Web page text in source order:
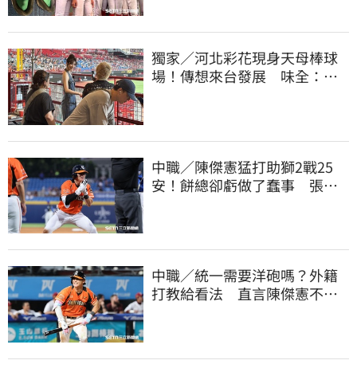
獨家／河北彩花現身天母棒球
場！傳想來台發展 味全：歡
中職／陳傑憲猛打助獅2戰25
安！餅總卻虧做了蠢事 張翔
中職／統一需要洋砲嗎？外籍
打教給看法 直言陳傑憲不能